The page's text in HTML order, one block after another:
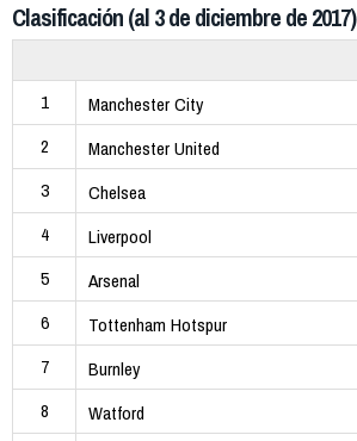
Clasificación (al 3 de diciembre de 2017)
1
Manchester City
2
Manchester United
3
Chelsea
4
Liverpool
5
Arsenal
6
Tottenham Hotspur
7
Burnley
8
Watford